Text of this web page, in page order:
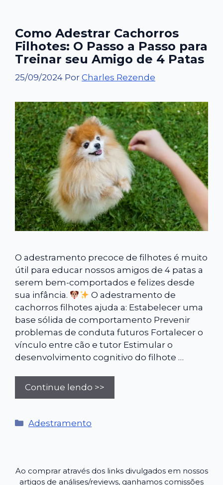
Como Adestrar Cachorros
Filhotes: O Passo a Passo para
Treinar seu Amigo de 4 Patas
25/09/2024 Por Charles Rezende
O adestramento precoce de filhotes é muito
útil para educar nossos amigos de 4 patas a
serem bem-comportados e felizes desde
sua infância.
O adestramento de
cachorros filhotes ajuda a: Estabelecer uma
base sólida de comportamento Prevenir
problemas de conduta futuros Fortalecer o
vínculo entre cão e tutor Estimular o
desenvolvimento cognitivo do filhote …
Continue lendo >>
Categorias
Adestramento
Ao comprar através dos links divulgados em nossos
artigos de análises/reviews, ganhamos comissões